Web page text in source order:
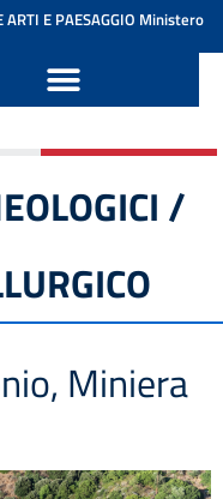
ARTI E PAESAGGIO Ministero
/
Miniera